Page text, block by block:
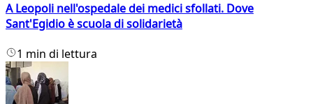
A Leopoli nell'ospedale dei medici sfollati. Dove
Sant'Egidio è scuola di solidarietà
1 min di lettura